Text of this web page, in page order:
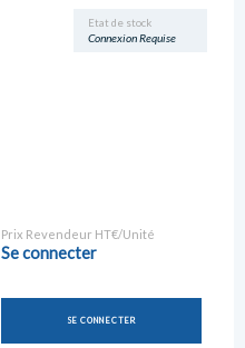
Etat de stock
Connexion Requise
Prix Revendeur HT€/Unité
Se connecter
SE CONNECTER